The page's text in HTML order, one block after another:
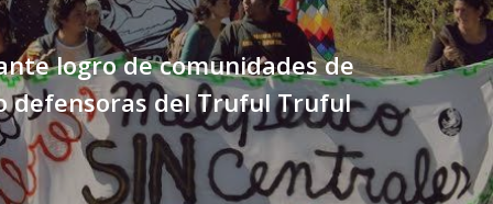
logro de comunidades de
defensoras del Truful Truful